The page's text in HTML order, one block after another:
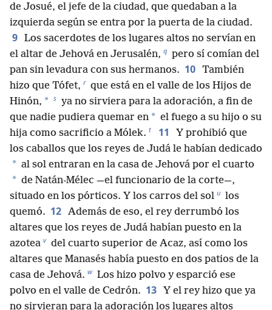
de Josué, el jefe de la ciudad, que quedaban a la
izquierda según se entra por la puerta de la ciudad.
9 Los sacerdotes de los lugares altos no servían en
el altar de Jehová en Jerusalén, q pero sí comían del
pan sin levadura con sus hermanos. 10 También
hizo que Tófet, r que está en el valle de los Hijos de
Hinón, * s ya no sirviera para la adoración, a fin de
que nadie pudiera quemar en * el fuego a su hijo o su
hija como sacrificio a Mólek. t 11
Y prohibió que
los caballos que los reyes de Judá le habían dedicado
* al sol entraran en la casa de Jehová por el cuarto
* de Natán-Mélec —el funcionario de la corte—,
situado en los pórticos. Y los carros del sol u los
quemó. 12 Además de eso, el rey derrumbó los
altares que los reyes de Judá habían puesto en la
azotea v del cuarto superior de Acaz, así como los
altares que Manasés había puesto en dos patios de la
casa de Jehová. w Los hizo polvo y esparció ese
polvo en el valle de Cedrón. 13 Y el rey hizo que ya
no sirvieran para la adoración los lugares altos